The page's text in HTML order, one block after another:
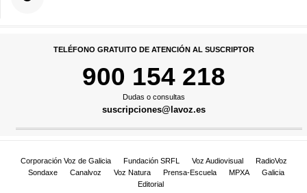
TELÉFONO GRATUITO DE ATENCIÓN AL SUSCRIPTOR
900 154 218
Dudas o consultas
suscripciones@lavoz.es
Corporación Voz de Galicia Fundación SRFL Voz Audiovisual
RadioVoz
Sondaxe
Canalvoz Voz Natura Prensa-Escuela MPXA
Galicia
Editorial